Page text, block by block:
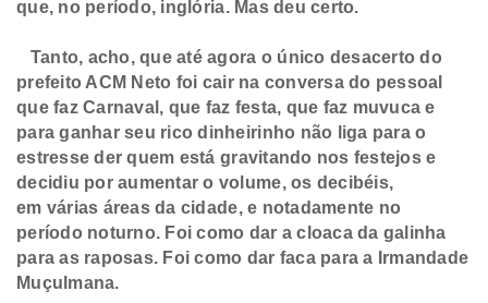
que, no período, inglória. Mas deu certo.
Tanto, acho, que até agora o único desacerto do
prefeito ACM Neto foi cair na conversa do pessoal
que faz Carnaval, que faz festa, que faz muvuca e
para ganhar seu rico dinheirinho não liga para o
estresse der quem está gravitando nos festejos e
decidiu por aumentar o volume, os decibéis,
em várias áreas da cidade, e notadamente no
período noturno. Foi como dar a cloacada galinha
para as raposas. Foi como dar faca para a Irmandade
Muçulmana.